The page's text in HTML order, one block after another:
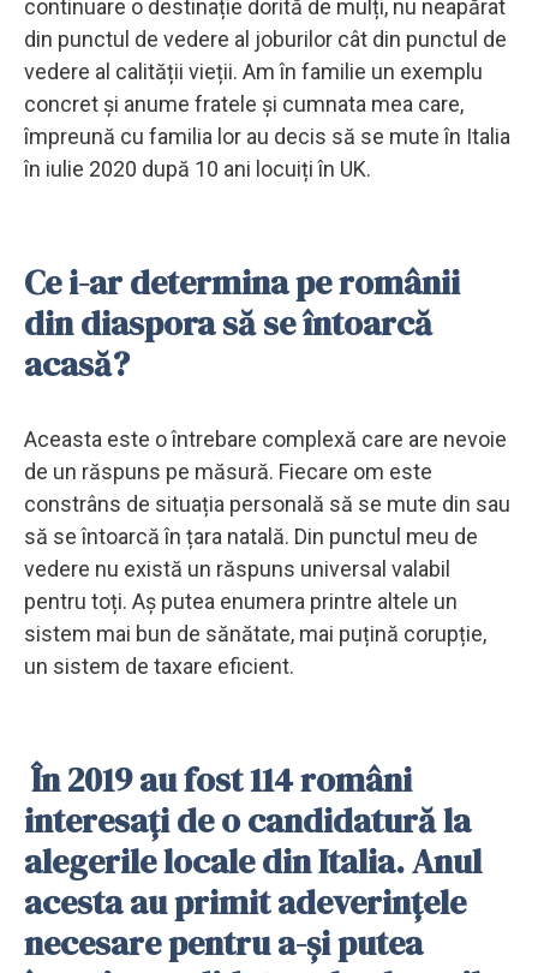
continuare o destinație dorită de mulți, nu neapărat
din punctul de vedere al joburilor cât din punctul de
vedere al calității vieții. Am în familie un exemplu
concret și anume fratele și cumnata mea care,
împreună cu familia lor au decis să se mute în Italia
în iulie 2020 după 10 ani locuiți în UK.
Ce i-ar determina pe românii
din diaspora să se întoarcă
acasă?
Aceasta este o întrebare complexă care are nevoie
de un răspuns pe măsură. Fiecare om este
constrâns de situația personală să se mute din sau
să se întoarcă în țara natală. Din punctul meu de
vedere nu există un răspuns universal valabil
pentru toți. Aș putea enumera printre altele un
sistem mai bun de sănătate, mai puțină corupție,
un sistem de taxare eficient.
În 2019 au fost 114 români
interesați de o candidatură la
alegerile locale din Italia. Anul
acesta au primit adeverințele
necesare pentru a-și putea